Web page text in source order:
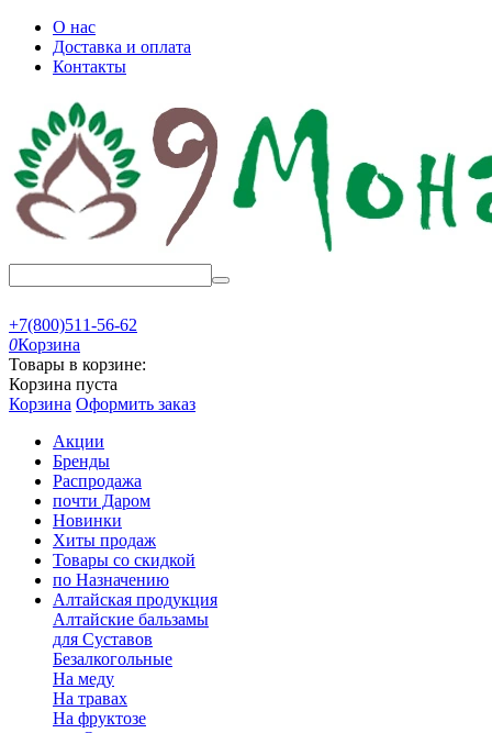
О нас
Доставка и оплата
Контакты
+7(800)511-56-62
0Корзина
Товары в корзине:
Корзина пуста
Корзина Оформить заказ
Акции
Бренды
Распродажа
почти Даром
Новинки
Хиты продаж
Товары со скидкой
по Назначению
Алтайская продукция
Алтайские бальзамы
для Суставов
Безалкогольные
На меду
На травах
На фруктозе